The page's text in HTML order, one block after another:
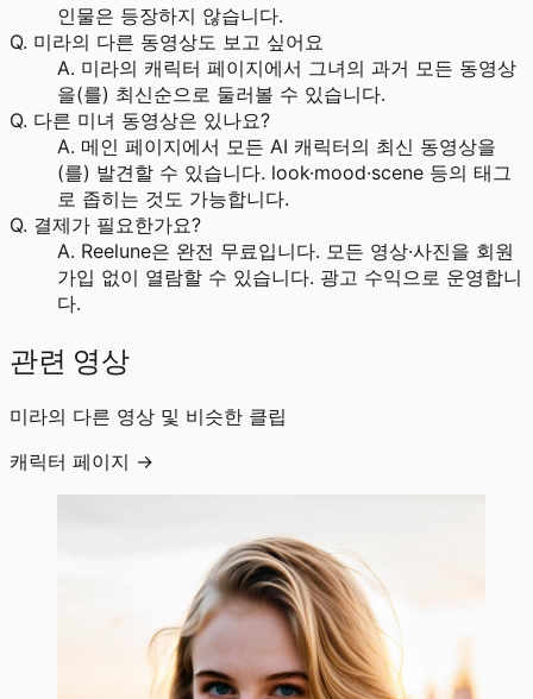
인물은 등장하지 않습니다.
Q. 미라의 다른 동영상도 보고 싶어요
A. 미라의 캐릭터 페이지에서 그녀의 과거 모든 동영상
을(를) 최신순으로 둘러볼 수 있습니다.
Q. 다른 미녀 동영상은 있나요?
A. 메인 페이지에서 모든 AI 캐릭터의 최신 동영상을
(를) 발견할 수 있습니다. look·mood·scene 등의 태그
로 좁히는 것도 가능합니다.
Q. 결제가 필요한가요?
A. Reelune은 완전 무료입니다. 모든 영상·사진을 회원
가입 없이 열람할 수 있습니다. 광고 수익으로 운영합니
다.
관련 영상
미라의 다른 영상 및 비슷한 클립
캐릭터 페이지 →